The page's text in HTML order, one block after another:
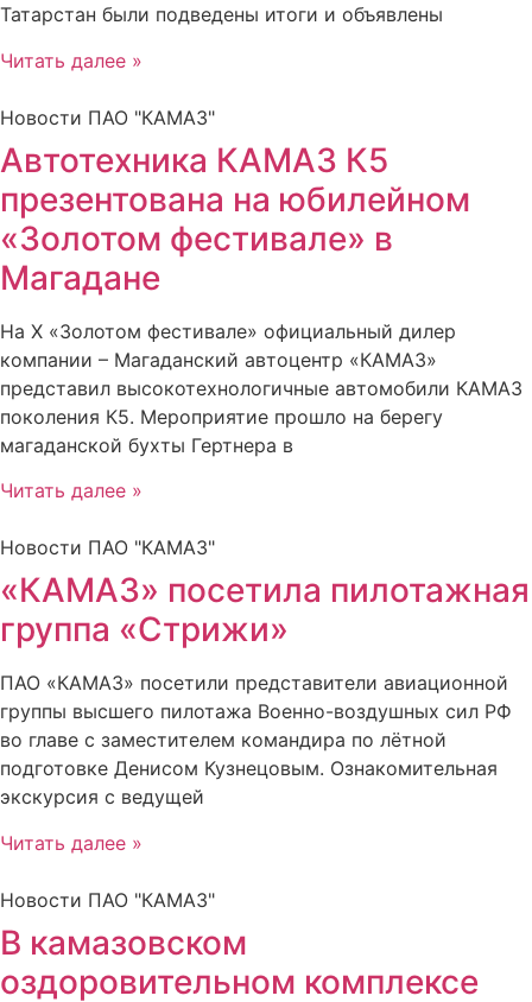
Татарстан были подведены итоги и объявлены
Читать далее »
Новости ПАО "КАМАЗ"
Автотехника КАМАЗ К5
презентована на юбилейном
«Золотом фестивале» в
Магадане
На X «Золотом фестивале» официальный дилер
компании – Магаданский автоцентр «КАМАЗ»
представил высокотехнологичные автомобили КАМАЗ
поколения К5. Мероприятие прошло на берегу
магаданской бухты Гертнера в
Читать далее »
Новости ПАО "КАМАЗ"
«КАМАЗ» посетила пилотажная
группа «Стрижи»
ПАО «КАМАЗ» посетили представители авиационной
группы высшего пилотажа Военно-воздушных сил РФ
во главе с заместителем командира по лётной
подготовке Денисом Кузнецовым. Ознакомительная
экскурсия с ведущей
Читать далее »
Новости ПАО "КАМАЗ"
В камазовском
оздоровительном комплексе